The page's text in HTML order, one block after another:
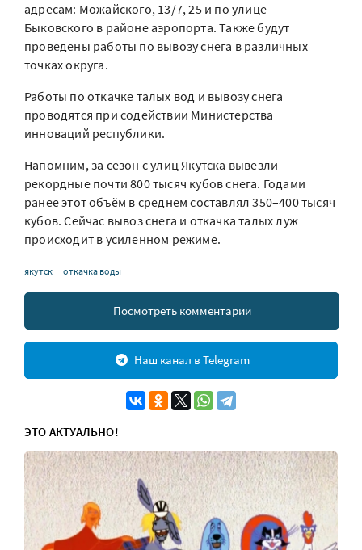
адресам: Можайского, 13/7, 25 и по улице
Быковского в районе аэропорта. Также будут
проведены работы по вывозу снега в различных
точках округа.
Работы по откачке талых вод и вывозу снега
проводятся при содействии Министерства
инноваций республики.
Напомним, за сезон с улиц Якутска вывезли
рекордные почти 800 тысяч кубов снега. Годами
ранее этот объём в среднем составлял 350–400 тысяч
кубов. Сейчас вывоз снега и откачка талых луж
происходит в усиленном режиме.
якутск откачка воды
Посмотреть комментарии
Наш канал в Telegram
ЭТО АКТУАЛЬНО!